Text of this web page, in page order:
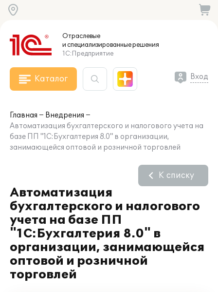
Отраслевые
и специализированныерешения
1С:Предприятие
Каталог Вход
Главная
Внедрения
Автоматизация бухгалтерского и налогового учета на
базе ПП "1С:Бухгалтерия 8.0" в организации,
занимающейся оптовой и розничной торговлей
Автоматизация
бухгалтерского и налогового
учета на базе ПП
"1С:Бухгалтерия 8.0" в
организации, занимающейся
оптовой и розничной
торговлей
К списку